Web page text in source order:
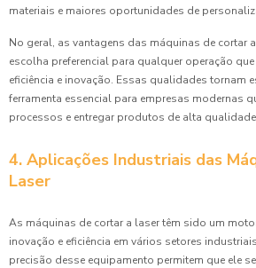
materiais e maiores oportunidades de
No geral, as vantagens das máquinas de cortar
escolha preferencial para qualquer operação
eficiência e inovação. Essas qualidades tornam
ferramenta essencial para empresas modernas
processos e entregar produtos de alta
4. Aplicações Industriais das
Laser
As máquinas de cortar a laser têm sido um
inovação e eficiência em vários setores
precisão desse equipamento permitem que ele